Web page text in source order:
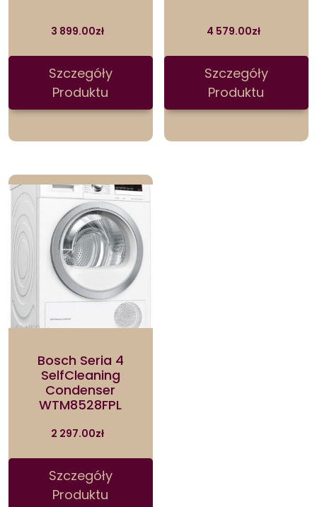
3 899.00zł
Szczegóły
Produktu
4 579.00zł
Szczegóły
Produktu
Bosch Seria 4
SelfCleaning
Condenser
WTM8528FPL
2 297.00zł
Szczegóły
Produktu